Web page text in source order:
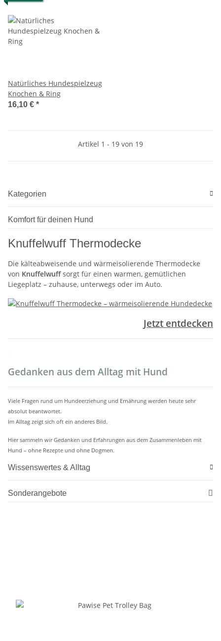
Natürliches Hundespielzeug
Knochen & Ring
16,10 € *
Artikel 1 - 19 von 19
Kategorien
Komfort für deinen Hund
Knuffelwuff Thermodecke
Die kälteabweisende und wärmeisolierende Thermodecke
von Knuffelwuffsorgt für einen warmen, gemütlichen
Liegeplatz – zuhause, unterwegs oder im Auto.
Jetzt entdecken
Gedanken aus dem Alltag mit Hund
Viele Fragen rund um Hundeerziehung und Ernährung werden heute sehr
absolut beantwortet.
Im Alltag zeigt sich oft ein anderes Bild.
Hier sammeln wir Gedanken und Erfahrungen aus dem Zusammenleben mit
Hund – ohne Rezepte und ohne Dogmen.
Wissenswertes & Alltag
Sonderangebote